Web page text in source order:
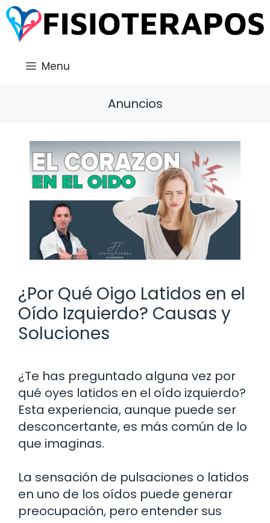
Saltar
al
contenido
Menu
Anuncios
¿Por Qué Oigo Latidos en el
Oído Izquierdo? Causas y
Soluciones
¿Te has preguntado alguna vez por
qué oyes latidos en el oído izquierdo?
Esta experiencia, aunque puede ser
desconcertante, es más común de lo
que imaginas.
La sensación de pulsaciones o latidos
en uno de los oídos puede generar
preocupación, pero entender sus